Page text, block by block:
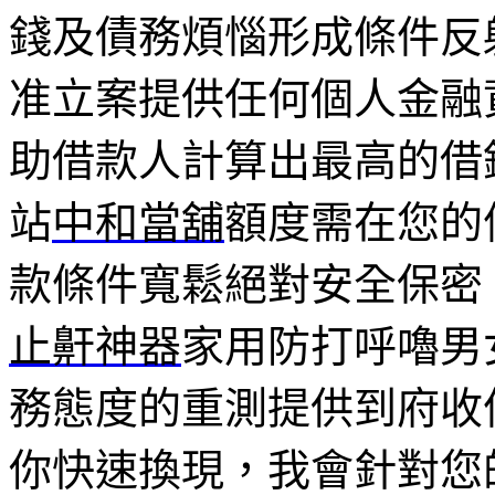
錢及債務煩惱形成條件反
准立案提供任何個人金
助借款人計算出最高的
站中和當舖額度需在您
款條件寬鬆絕對安全保
止鼾神器家用防打呼嚕
務態度的重測提供到府
你快速換現，我會針對